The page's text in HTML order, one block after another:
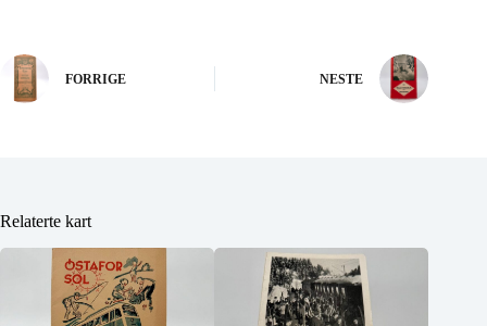
FORRIGE NESTE
Relaterte kart